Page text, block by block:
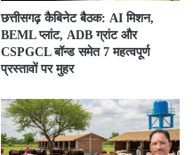
छत्तीसगढ़ कैबिनेट बैठक: AI मिशन,
BEML प्लांट, ADB ग्रांट और
CSPGCL बॉन्ड समेत 7 महत्वपूर्ण
प्रस्तावों पर मुहर